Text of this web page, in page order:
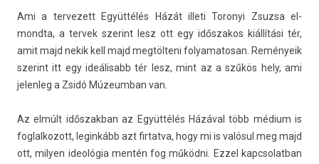
Ami a ter­vezett Együttélés Házát il­leti Toronyi Zsuz­sa el­
mondta, a ter­vek szerint lesz ott egy idős­zakos kiállítási tér,
amit majd nekik kell majd megtölteni folyamatosan. Reményeik
szerint itt egy ideálisabb tér lesz, mint az a szűkös hely, ami
jelen­leg a Zsidó Múzeum­ban van.
Az elmúlt idős­zakban az Együttélés Házával több médium is
fog­lalkozott, legin­kább azt fir­tatva, hogy mi is valósul meg majd
ott, mily­en ideológia mentén fog működni. Ezzel kapcsolat­ban